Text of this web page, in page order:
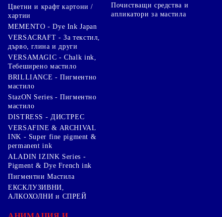
Цветни и крафт картони /
хартии
Почистващи средства и
апликатори за мастила
MEMENTO - Dye Ink Japan
VERSACRAFT - За текстил,
дърво, глина и други
VERSAMAGIC - Chalk ink,
Тебеширено мастило
BRILLIANCE - Пигментно
мастило
StazON Series - Пигментно
мастило
DISTRESS - ДИСТРЕС
VERSAFINE & ARCHIVAL
INK - Super fine pigment &
permanent ink
ALADIN IZINK Series -
Pigment & Dye French ink
Пигментни Мастила
ЕКСКЛУЗИВНИ,
АЛКОХОЛНИ и СПРЕЙ